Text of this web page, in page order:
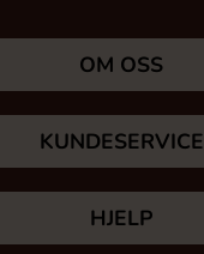
OM OSS
KUNDESERVICE
HJELP